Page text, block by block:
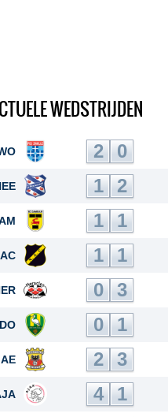
WEDSTRIJDEN
2 0
1 2
1 1
1 1
0 3
0 1
2 3
4 1